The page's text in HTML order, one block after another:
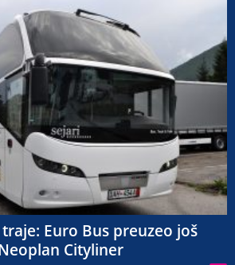
Euro Bus preuzeo još
Cityliner